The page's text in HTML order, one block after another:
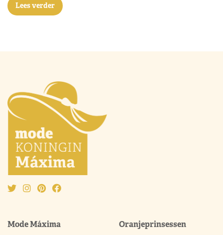
Lees verder
Mode Máxima Oranjeprinsessen